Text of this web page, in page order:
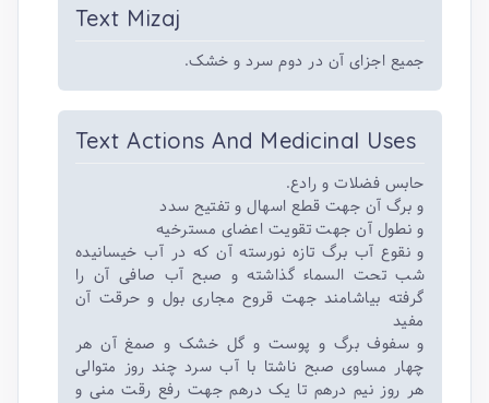
Text Mizaj
جمیع اجزای آن در دوم سرد و خشک.
Text Actions And Medicinal Uses
حابس فضلات و رادع.
و برگ آن جهت قطع اسهال و تفتیح سدد
و نطول آن جهت تقویت اعضای مسترخیه
و نقوع آب برگ تازه نورسته آن که در آب خیسانیده
شب تحت السماء گذاشته و صبح آب صافی آن را
گرفته بیاشامند جهت قروح مجاری بول و حرقت آن
مفید
و سفوف برگ و پوست و گل خشک و صمغ آن هر
چهار مساوی صبح ناشتا با آب سرد چند روز متوالی
هر روز نیم درهم تا یک درهم جهت رفع رقت منی و